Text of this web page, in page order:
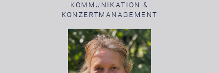
KOMMUNIKATION &
KONZERTMANAGEMENT